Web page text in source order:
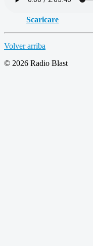
Scaricare
Volver arriba
© 2026 Radio Blast